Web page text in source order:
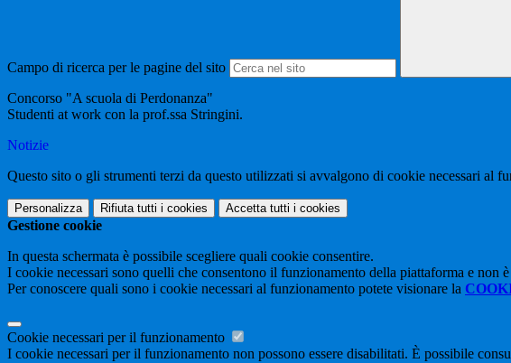
Campo di ricerca per le pagine del sito
Concorso "A scuola di Perdonanza"
Studenti at work con la prof.ssa Stringini.
Notizie
Questo sito o gli strumenti terzi da questo utilizzati si avvalgono di cookie necessari al
Personalizza Rifiuta tutti i cookies Accetta tutti i cookies
Gestione cookie
In questa schermata è possibile scegliere quali cookie consentire.
I cookie necessari sono quelli che consentono il funzionamento della piattaforma e non
Per conoscere quali sono i cookie necessari al funzionamento potete visionare la
Cookie necessari per il funzionamento
I cookie necessari per il funzionamento non possono essere disabilitati. È possibile